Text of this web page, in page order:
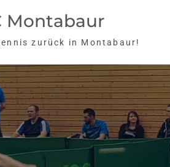
Montabaur
zurück in Montabaur!